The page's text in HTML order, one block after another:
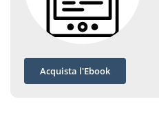
Acquista l'Ebook